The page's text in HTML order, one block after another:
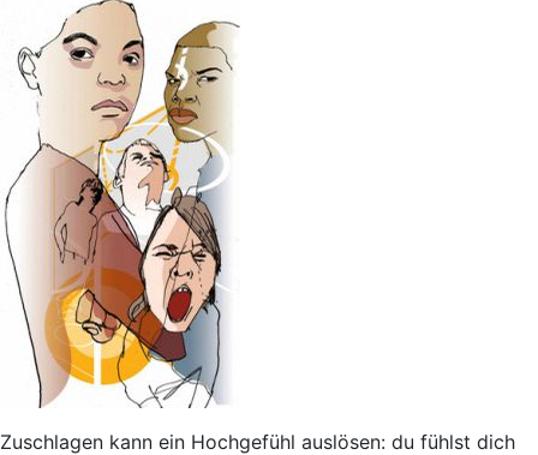
Zuschlagen kann ein Hochgefühl auslösen: du fühlst dich